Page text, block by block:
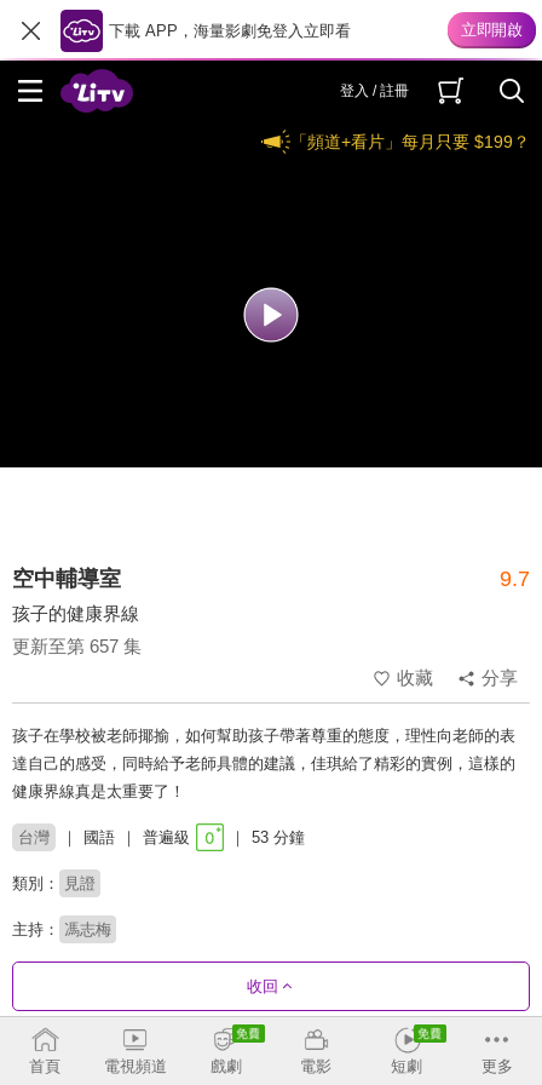
下載 APP，海量影劇免登入立即看
登入 / 註冊
「頻道+看片」每月只要 $199？
空中輔導室 9.7
孩子的健康界線
更新至第 657 集
收藏
分享
孩子在學校被老師揶揄，如何幫助孩子帶著尊重的態度，理性向老師的表
達自己的感受，同時給予老師具體的建議，佳琪給了精彩的實例，這樣的
健康界線真是太重要了！
台灣 國語 普遍級 53 分鐘
類別： 見證
主持： 馮志梅
收回
劇集列表 收合
首頁 電視頻道 戲劇 電影 短劇 更多